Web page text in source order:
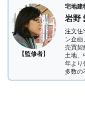
【監修者】
宅地建
岩野
注文住
ン企画
売買契
土地、
年より
多数の